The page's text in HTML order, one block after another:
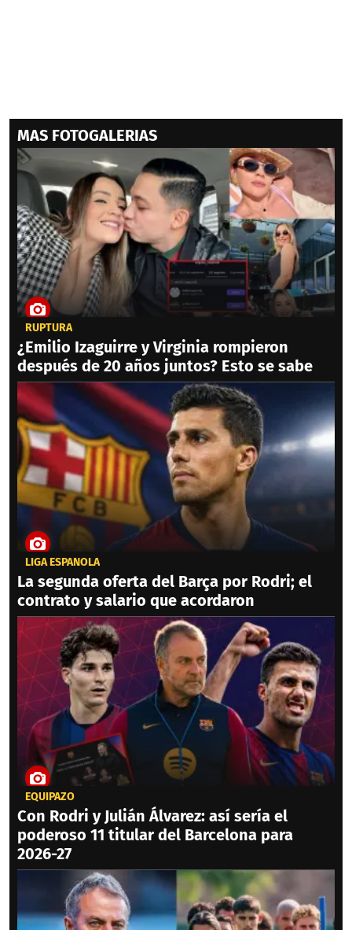
MAS FOTOGALERIAS
RUPTURA
¿Emilio Izaguirre y Virginia rompieron
después de 20 años juntos? Esto se sabe
LIGA ESPAÑOLA
La segunda oferta del Barça por Rodri; el
contrato y salario que acordaron
EQUIPAZO
Con Rodri y Julián Álvarez: así sería el
poderoso 11 titular del Barcelona para
2026-27